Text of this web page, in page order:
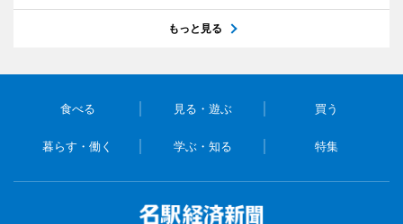
もっと見る
食べる 見る・遊ぶ 買う
暮らす・働く 学ぶ・知る 特集